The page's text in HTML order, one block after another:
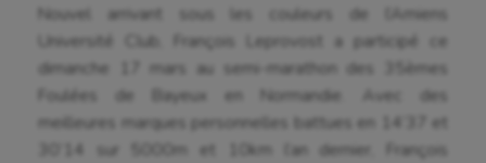
Nouvel arrivant sous les couleurs de l’Amiens
Université Club, François Leprovost a participé ce
dimanche 17 mars au semi-marathon des 35èmes
Foulées de Bayeux en Normandie. Avec des
meilleures marques personnelles battues en 14’37 et
30’14 sur 5000m et 10km l’an dernier, François